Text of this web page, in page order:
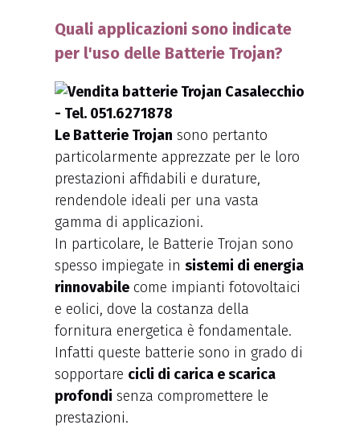
Quali applicazioni sono indicate
per l'uso delle Batterie Trojan?
Le Batterie Trojan sono pertanto
particolarmente apprezzate per le loro
prestazioni affidabili e durature,
rendendole ideali per una vasta
gamma di applicazioni.
In particolare, le Batterie Trojan sono
spesso impiegate in sistemi di energia
rinnovabile come impianti fotovoltaici
e eolici, dove la costanza della
fornitura energetica è fondamentale.
Infatti queste batterie sono in grado di
sopportare cicli di carica e scarica
profondi senza compromettere le
prestazioni.